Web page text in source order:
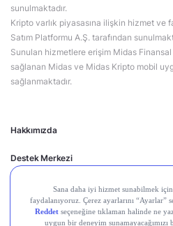
Hakkımızda
Destek Merkezi
Midas'ın Kulakları
Midas Akademi
sunulmaktadır.
Kripto varlık piyasasına ilişkin hizmet ve
Satım Platformu A.Ş. tarafından
Sunulan hizmetlere erişim Midas
sağlanan Midas ve Midas Kripto mobil
sağlanmaktadır.